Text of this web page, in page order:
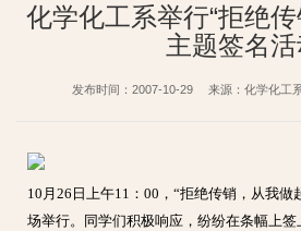
化学化工系举行“拒绝
主题签名活
发布时间：2007-10-29 来源：化学化工
10月26日上午11：00，“拒绝传销，从我做
场举行。同学们积极响应，纷纷在条幅上签